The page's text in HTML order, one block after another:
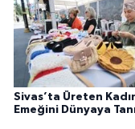
Sivas’ta Üreten
Emeğini Dünyaya